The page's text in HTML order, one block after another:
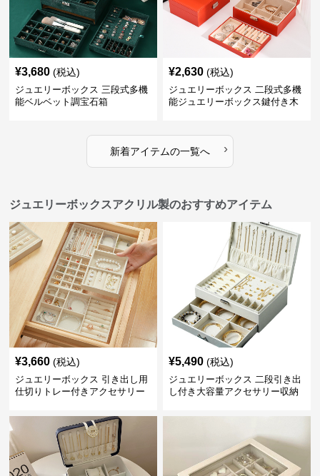
¥3,680 (税込)
ジュエリーボックス 三段式多機
能ベルベット調宝石箱
¥2,630 (税込)
ジュエリーボックス 二段式多機
能ジュエリーボックス鍵付き木
新着アイテムの一覧へ ›
ジュエリーボックスアクリル製のおすすめアイテム
¥3,660 (税込)
ジュエリーボックス 引き出し用
仕切りトレー付きアクセサリー
¥5,490 (税込)
ジュエリーボックス 二段引き出
し付き大容量アクセサリー収納